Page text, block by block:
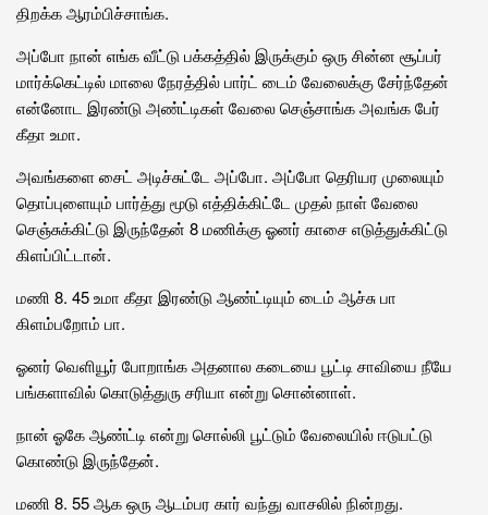
திறக்க ஆரம்பிச்சாங்க.
அப்போ நான் எங்க வீட்டு பக்கத்தில் இருக்கும் ஒரு சின்ன சூப்பர்
மார்க்கெட்டில் மாலை நேரத்தில் பார்ட் டைம் வேலைக்கு சேர்ந்தேன்
என்னோட இரண்டு அண்ட்டிகள் வேலை செஞ்சாங்க அவங்க பேர்
கீதா உமா.
அவங்களை சைட் அடிச்சுட்டே அப்போ. அப்போ தெரியர முலையும்
தொப்புளையும் பார்த்து மூடு எத்திக்கிட்டே முதல் நாள் வேலை
செஞ்சுக்கிட்டு இருந்தேன் 8 மணிக்கு ஓனர் காசை எடுத்துக்கிட்டு
கிளப்பிட்டான்.
மணி 8. 45 உமா கீதா இரண்டு ஆண்ட்டியும் டைம் ஆச்சு பா
கிளம்பறோம் பா.
ஓனர் வெளியூர் போறாங்க அதனால கடையை பூட்டி சாவியை நீயே
பங்களாவில் கொடுத்துரு சரியா என்று சொன்னாள்.
நான் ஓகே ஆண்ட்டி என்று சொல்லி பூட்டும் வேலையில் ஈடுபட்டு
கொண்டு இருந்தேன்.
மணி 8. 55 ஆக ஒரு ஆடம்பர கார் வந்து வாசலில் நின்றது.